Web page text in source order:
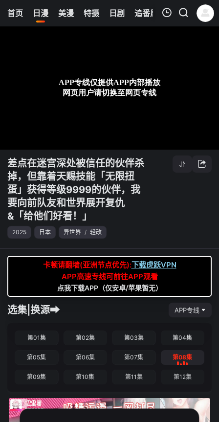
首页 日漫 美漫 特摄 日剧 追番周表 今日更新
12
清空
差点在迷宫深处被信任的伙伴杀
掉，但靠着天赐技能「无限扭
蛋」获得等级9999的伙伴，我
要向前队友和世界展开复仇
&「给他们好看！」
2025 日本 异世界 / 轻改
卡顿请翻墙(亚洲节点优先):下载虎跃VPN
APP高速专线可前往APP观看
点我下载APP（仅安卓/苹果暂无）
选集|换源➡ APP专线
第01集 第02集 第03集 第04集
第05集 第06集 第07集 第08集
第09集 第10集 第11集 第12集